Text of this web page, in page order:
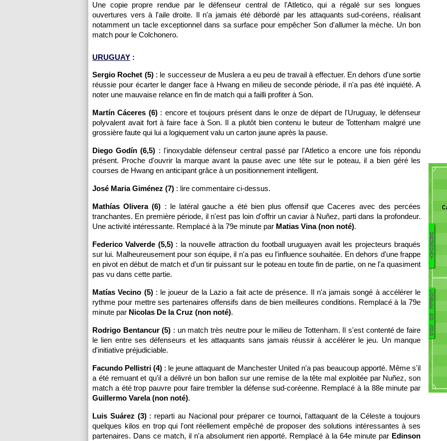
Une copie propre rendue par le défenseur central de l'Atletico, qui a régalé sur ses longues
ouvertures vers à l'aile droite. Il n'a jamais été débordé par les attaquants sud-coréens, réalisant
notamment un tacle exceptionnel dans sa surface pour empêcher Son d'allumer la mèche. Un bon
match pour le Colchonero.
URUGUAY :
Sergio Rochet (5): le successeur de Muslera a eu peu de travail à effectuer. En dehors d'une sortie
réussie pour écarter le danger face à Hwang en milieu de seconde période, il n'a pas été inquiété. A
noter une mauvaise relance en fin de match qui a failli profiter à Son.
Martín Cáceres (6): encore et toujours présent dans le onze de départ de l'Uruguay, le défenseur
polyvalent avait fort à faire face à Son. Il a plutôt bien contenu le buteur de Tottenham malgré une
grossière faute qui lui a logiquement valu un carton jaune après la pause.
Diego Godín (6,5) : l'inoxydable défenseur central passé par l'Atletico a encore une fois répondu
présent. Proche d'ouvrir la marque avant la pause avec une tête sur le poteau, il a bien géré les
courses de Hwang en anticipant grâce à un positionnement intelligent.
José Maria Giménez (7) : lire commentaire ci-dessus.
Mathías Olivera (6) : le latéral gauche a été bien plus offensif que Caceres avec des percées
tranchantes. En première période, il n'est pas loin d'offrir un caviar à Nuñez, parti dans la profondeur.
Une activité intéressante. Remplacé à la 79e minute par Matias Vina (non noté).
Federico Valverde (5,5): la nouvelle attraction du football uruguayen avait les projecteurs braqués
sur lui. Malheureusement pour son équipe, il n'a pas eu l'influence souhaitée. En dehors d'une frappe
en pivot en début de match et d'un tir puissant sur le poteau en toute fin de partie, on ne l'a quasiment
pas vu dans cette partie.
Matías Vecino (5): le joueur de la Lazio a fait acte de présence. Il n'a jamais songé à accélérer le
rythme pour mettre ses partenaires offensifs dans de bien meilleures conditions. Remplacé à la 79e
minute par Nicolas De la Cruz (non noté).
Rodrigo Bentancur (5) : un match très neutre pour le milieu de Tottenham. Il s'est contenté de faire
le lien entre ses défenseurs et les attaquants sans jamais réussir à accélérer le jeu. Un manque
d'initiative préjudiciable.
Facundo Pellistri (4) : le jeune attaquant de Manchester United n'a pas beaucoup apporté. Même s'il
a été remuant et qu'il a délivré un bon ballon sur une remise de la tête mal exploitée par Nuñez, son
match a été trop pauvre pour faire trembler la défense sud-coréenne. Remplacé à la 88e minute par
Guillermo Varela (non noté).
Luis Suárez (3): reparti au Nacional pour préparer ce tournoi, l'attaquant de la Céleste a toujours
quelques kilos en trop qui l'ont réellement empêché de proposer des solutions intéressantes à ses
partenaires. Dans ce match, il n'a absolument rien apporté. Remplacé à la 64e minute par Edinson
U
R
U
G
U
A
Y
C
O
R
É
E
D
U
S
U
D